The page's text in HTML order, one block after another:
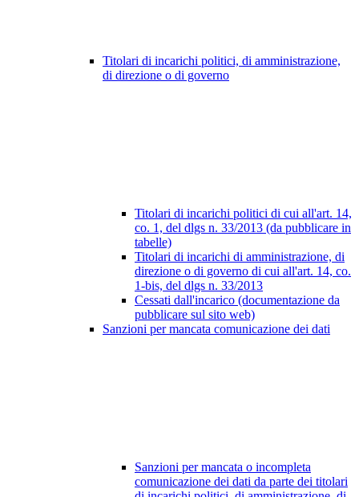
Titolari di incarichi politici, di amministrazione,
di direzione o di governo
Titolari di incarichi politici di cui all'art. 14,
co. 1, del dlgs n. 33/2013 (da pubblicare in
tabelle)
Titolari di incarichi di amministrazione, di
direzione o di governo di cui all'art. 14, co.
1-bis, del dlgs n. 33/2013
Cessati dall'incarico (documentazione da
pubblicare sul sito web)
Sanzioni per mancata comunicazione dei dati
Sanzioni per mancata o incompleta
comunicazione dei dati da parte dei titolari